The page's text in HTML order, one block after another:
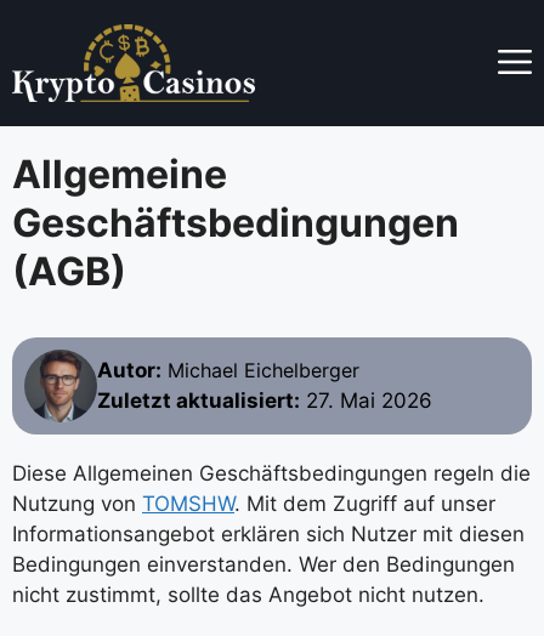
content
Allgemeine
Geschäftsbedingungen
(AGB)
Autor: Michael Eichelberger
Zuletzt aktualisiert: 27. Mai 2026
Diese Allgemeinen Geschäftsbedingungen regeln die
Nutzung von TOMSHW. Mit dem Zugriff auf unser
Informationsangebot erklären sich Nutzer mit diesen
Bedingungen einverstanden. Wer den Bedingungen
nicht zustimmt, sollte das Angebot nicht nutzen.